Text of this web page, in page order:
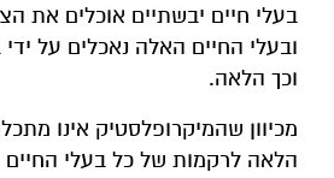
בעלי חיים יבשתיים אוכלים את
ובעלי החיים האלה נאכלים על
וכך הלאה.
מכיוון שהמיקרופלסטיק אינו
הלאה לרקמות של כל בעלי החיים